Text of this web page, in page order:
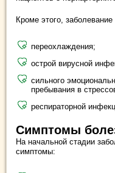
Кроме этого,
переохлаждения;
острой вирусной
сильного
пребывания в
респираторной
Симптомы
На начальной стадии
симптомы: